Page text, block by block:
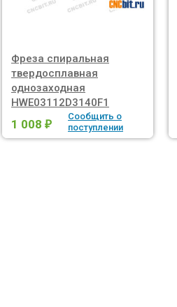
Фреза спиральная
твердосплавная
однозаходная
HWE03112D3140F1
1 008 ₽
Сообщить о
поступлении